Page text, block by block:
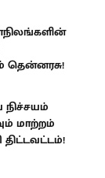
தென்னரசு!
மாற்றம்